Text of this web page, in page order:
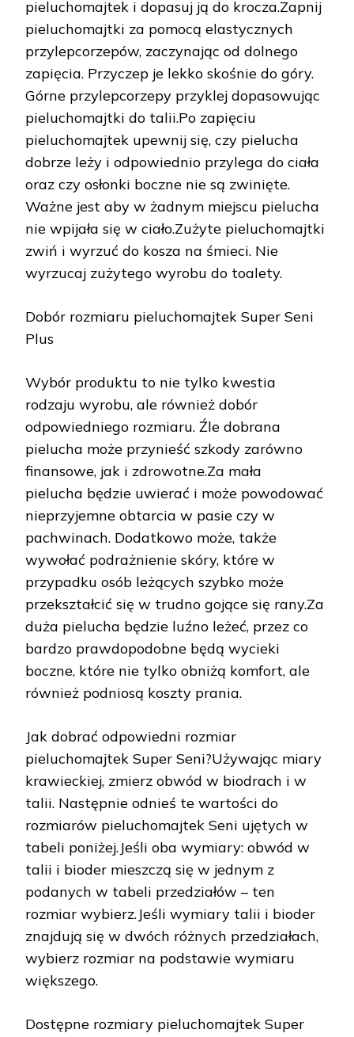
pieluchomajtek i dopasuj ją do krocza.Zapnij
pieluchomajtki za pomocą elastycznych
przylepcorzepów, zaczynając od dolnego
zapięcia. Przyczep je lekko skośnie do góry.
Górne przylepcorzepy przyklej dopasowując
pieluchomajtki do talii.Po zapięciu
pieluchomajtek upewnij się, czy pielucha
dobrze leży i odpowiednio przylega do ciała
oraz czy osłonki boczne nie są zwinięte.
Ważne jest aby w żadnym miejscu pielucha
nie wpijała się w ciało.Zużyte pieluchomajtki
zwiń i wyrzuć do kosza na śmieci. Nie
wyrzucaj zużytego wyrobu do toalety.
Dobór rozmiaru pieluchomajtek Super Seni
Plus
Wybór produktu to nie tylko kwestia
rodzaju wyrobu, ale również dobór
odpowiedniego rozmiaru. Źle dobrana
pielucha może przynieść szkody zarówno
finansowe, jak i zdrowotne.Za mała
pielucha będzie uwierać i może powodować
nieprzyjemne obtarcia w pasie czy w
pachwinach. Dodatkowo może, także
wywołać podrażnienie skóry, które w
przypadku osób leżących szybko może
przekształcić się w trudno gojące się rany.Za
duża pielucha będzie luźno leżeć, przez co
bardzo prawdopodobne będą wycieki
boczne, które nie tylko obniżą komfort, ale
również podniosą koszty prania.
Jak dobrać odpowiedni rozmiar
pieluchomajtek Super Seni?Używając miary
krawieckiej, zmierz obwód w biodrach i w
talii. Następnie odnieś te wartości do
rozmiarów pieluchomajtek Seni ujętych w
tabeli poniżej.Jeśli oba wymiary: obwód w
talii i bioder mieszczą się w jednym z
podanych w tabeli przedziałów – ten
rozmiar wybierz.Jeśli wymiary talii i bioder
znajdują się w dwóch różnych przedziałach,
wybierz rozmiar na podstawie wymiaru
większego.
Dostępne rozmiary pieluchomajtek Super